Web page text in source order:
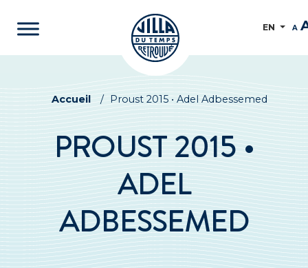
EN A
Accueil / Proust 2015 • Adel Adbessemed
PROUST 2015 •
ADEL
ADBESSEMED